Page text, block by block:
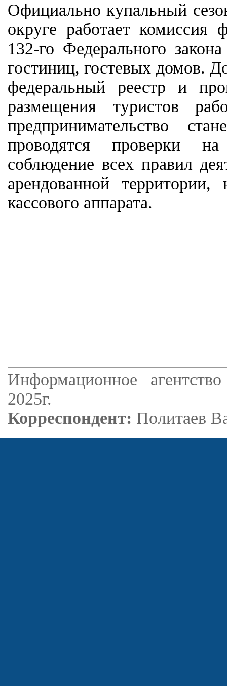
Официально купальный
округе работает комиссия
132-го Федерального
гостиниц, гостевых домов.
федеральный реестр и
размещения туристов
предпринимательство
проводятся проверки на
соблюдение всех правил
арендованной
кассового аппарата.
Информационное
2025г.
Корреспондент: Политаев